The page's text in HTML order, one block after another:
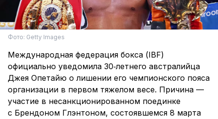
Фото: Getty Images
Международная федерация бокса (IBF)
официально уведомила 30‑летнего австралийца
Джея Опетайю о лишении его чемпионского пояса
организации в первом тяжелом весе. Причина —
участие в несанкционированном поединке
с Брендоном Глэнтоном, состоявшемся 8 марта